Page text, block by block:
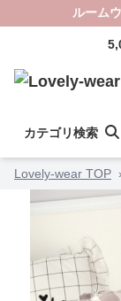
ルーム
カテゴリ検索
Lovely-wear TOP ›